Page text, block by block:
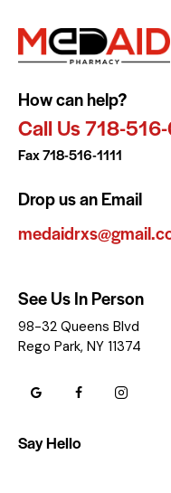
How can help?
Call Us 718-
Fax 718-516-1111
Drop us an Email
See Us In Person
98-32 Queens Blvd
Rego Park, NY 11374
Say Hello